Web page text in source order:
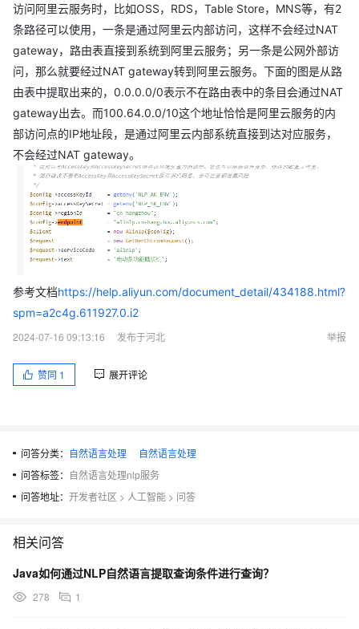
访问阿里云服务时，比如OSS，RDS，Table Store，MNS等，有2
条路径可以使用，一条是通过阿里云内部访问，这样不会经过NAT
gateway，路由表直接到系统到阿里云服务；另一条是公网外部访
问，那么就要经过NAT gateway转到阿里云服务。下面的图是从路
由表中提取出来的，0.0.0.0/0表示不在路由表中的条目会通过NAT
gateway出去。而100.64.0.0/10这个地址恰恰是阿里云服务的内
部访问点的IP地址段，是通过阿里云内部系统直接到达对应服务，
不会经过NAT gateway。
参考文档https://help.aliyun.com/document_detail/434188.html?
spm=a2c4g.611927.0.i2
2024-07-16 09:13:16
发布于河北 举报
赞同 1 展开评论
问答分类： 自然语言处理
自然语言处理
问答标签： 自然语言处理nlp服务
问答地址： 开发者社区 > 人工智能 > 问答
相关问答
Java如何通过NLP自然语言提取查询条件进行查询？
278 1